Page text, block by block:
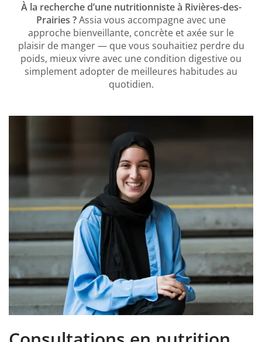
À la recherche d’une nutritionniste à Rivières-des-
Prairies ?Assia vous accompagne avec une
approche bienveillante, concrète et axée sur le
plaisir de manger — que vous souhaitiez perdre du
poids, mieux vivre avec une condition digestive ou
simplement adopter de meilleures habitudes au
quotidien.